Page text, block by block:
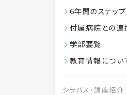
6年間のステップ
付属病院との連
学部要覧
教育情報につい
シラバス・講座紹介